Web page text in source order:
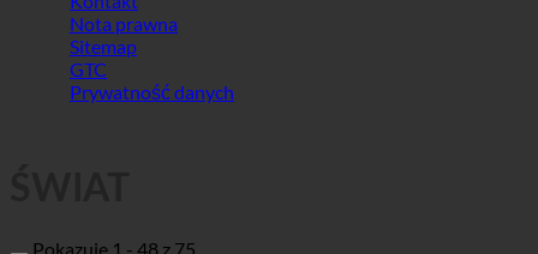
Nota prawna
Sitemap
GTC
Prywatność danych
Pokazuje 1 - 48 z 75